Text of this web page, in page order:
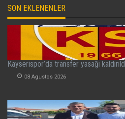
SON EKLENENLER
Kayserispor’da transfer yasağı
08 Agustos 2026